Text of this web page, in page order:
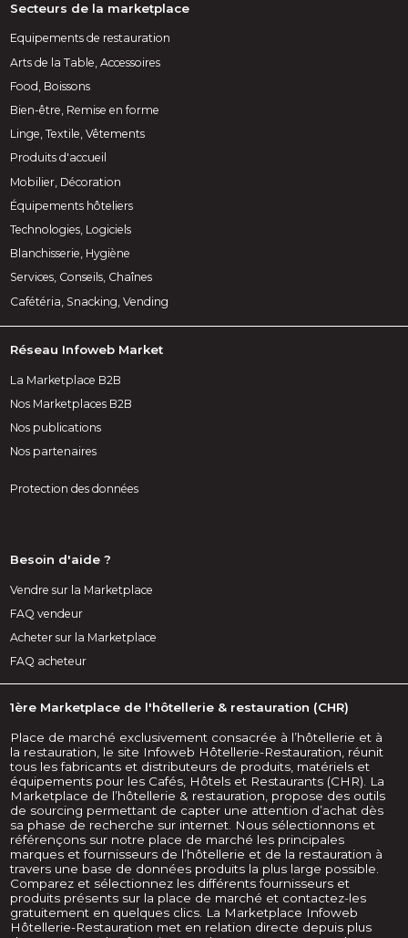
Secteurs de la marketplace
Equipements de restauration
Arts de la Table, Accessoires
Food, Boissons
Bien-être, Remise en forme
Linge, Textile, Vêtements
Produits d'accueil
Mobilier, Décoration
Équipements hôteliers
Technologies, Logiciels
Blanchisserie, Hygiène
Services, Conseils, Chaînes
Cafétéria, Snacking, Vending
Réseau Infoweb Market
La Marketplace B2B
Nos Marketplaces B2B
Nos publications
Nos partenaires
Protection des données
Besoin d'aide ?
Vendre sur la Marketplace
FAQ vendeur
Acheter sur la Marketplace
FAQ acheteur
1ère Marketplace de l'hôtellerie & restauration (CHR)
Place de marché exclusivement consacrée à l’hôtellerie et à
la restauration, le site Infoweb Hôtellerie-Restauration, réunit
tous les fabricants et distributeurs de produits, matériels et
équipements pour les Cafés, Hôtels et Restaurants (CHR). La
Marketplace de l’hôtellerie & restauration, propose des outils
de sourcing permettant de capter une attention d’achat dès
sa phase de recherche sur internet. Nous sélectionnons et
référençons sur notre place de marché les principales
marques et fournisseurs de l’hôtellerie et de la restauration à
travers une base de données produits la plus large possible.
Comparez et sélectionnez les différents fournisseurs et
produits présents sur la place de marché et contactez-les
gratuitement en quelques clics. La Marketplace Infoweb
Hôtellerie-Restauration met en relation directe depuis plus